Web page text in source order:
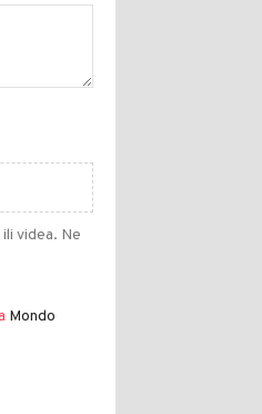
videa. Ne
Mondo